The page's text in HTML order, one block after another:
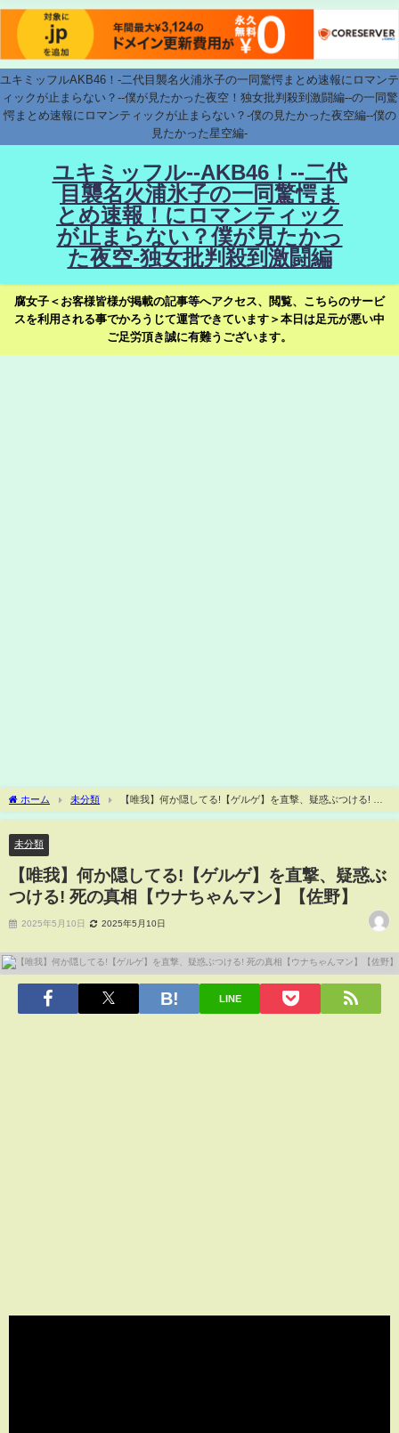
ユキミッフルAKB46！-二代目襲名火浦氷子の一同驚愕まとめ速報にロマンテ
ィックが止まらない？--僕が見たかった夜空！独女批判殺到激闘編--の一同驚
愕まとめ速報にロマンティックが止まらない？-僕の見たかった夜空編--僕の
見たかった星空編-
ユキミッフル--AKB46！--二代
目襲名火浦氷子の一同驚愕ま
とめ速報！にロマンティック
が止まらない？僕が見たかっ
た夜空-独女批判殺到激闘編
腐女子＜お客様皆様が掲載の記事等へアクセス、閲覧、こちらのサービ
スを利用される事でかろうじて運営できています＞本日は足元が悪い中
ご足労頂き誠に有難うございます。
ホーム 未分類
【唯我】何か隠してる!【ゲルゲ】を直撃、疑惑ぶつける! 死
の真相【ウナちゃんマン】【佐野】
未分類
【唯我】何か隠してる!【ゲルゲ】を直撃、疑惑ぶ
つける! 死の真相【ウナちゃんマン】【佐野】
2025年5月10日 2025年5月10日
LINE